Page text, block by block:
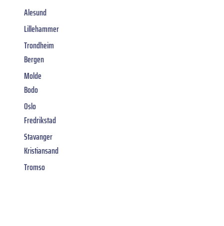
Alesund
Lillehammer
Trondheim
Bergen
Molde
Bodo
Oslo
Fredrikstad
Stavanger
Kristiansand
Tromso